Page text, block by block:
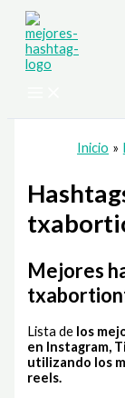
contenido
Inicio
Mejores
Lista de los
en Instagram,
utilizando los
reels.